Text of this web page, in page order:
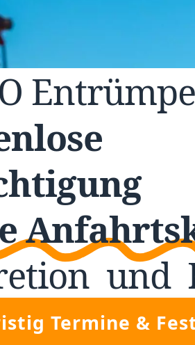
und
Termine &